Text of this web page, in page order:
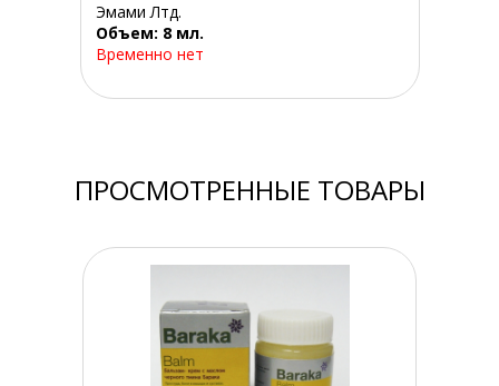
Эмами Лтд.
Объем: 8 мл.
Временно нет
ПРОСМОТРЕННЫЕ ТОВАРЫ